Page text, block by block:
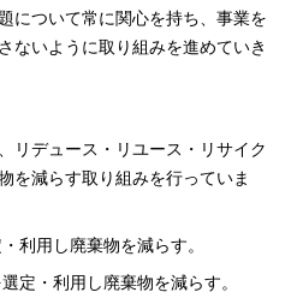
について常に関心を持ち、事業を
ないように取り組みを進めていき
リデュース・リユース・リサイク
を減らす取り組みを行っていま
利用し廃棄物を減らす​。
定・利用し廃棄物を減らす​。